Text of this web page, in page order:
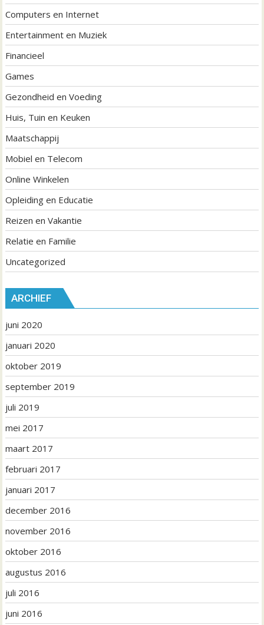
Computers en Internet
Entertainment en Muziek
Financieel
Games
Gezondheid en Voeding
Huis, Tuin en Keuken
Maatschappij
Mobiel en Telecom
Online Winkelen
Opleiding en Educatie
Reizen en Vakantie
Relatie en Familie
Uncategorized
ARCHIEF
juni 2020
januari 2020
oktober 2019
september 2019
juli 2019
mei 2017
maart 2017
februari 2017
januari 2017
december 2016
november 2016
oktober 2016
augustus 2016
juli 2016
juni 2016